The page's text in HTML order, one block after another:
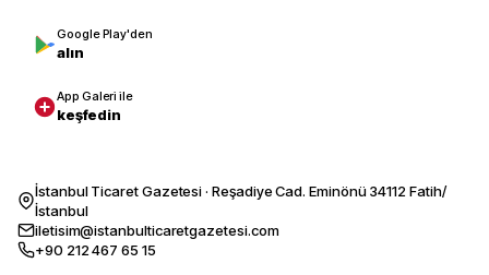
Google Play'den
alın
App Galeri ile
keşfedin
İstanbul Ticaret Gazetesi · Reşadiye Cad. Eminönü 34112 Fatih/
İstanbul
iletisim@istanbulticaretgazetesi.com
+90 212 467 65 15